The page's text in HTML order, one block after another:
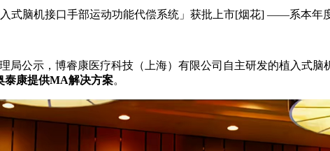
式脑机接口手部运动功能代偿系统」获批上市[烟花] ——系本
局公示，博睿康医疗科技（上海）有限公司自主研发的植入式
泰康提供MA解决方案。